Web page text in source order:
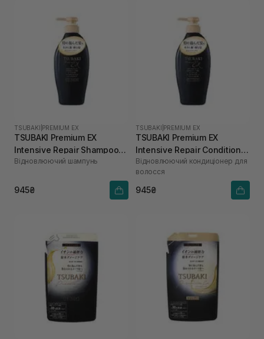
TSUBAKI PREMIUM EX
TSUBAKI Premium EX
Intensive Repair Shampoo
450 мл
Відновлюючий шампунь
945₴
TSUBAKI PREMIUM EX
TSUBAKI Premium EX
Intensive Repair Conditioner
450 мл
Відновлюючий кондиціонер для
волосся
945₴